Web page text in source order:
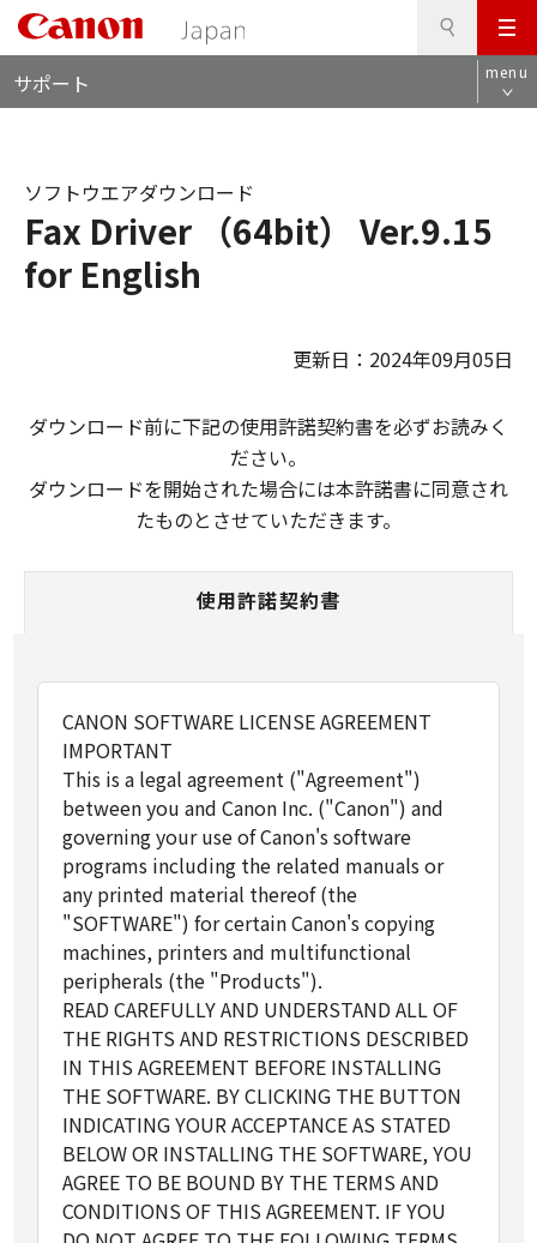
メ
ニ
ュ
サポート menu
Fax Driver （64bit） Ver.9.15
for English
ソフトウエアダウンロード
更新日：2024年09月05日
ダウンロード前に下記の使用許諾契約書を必ずお読みく
ださい。
ダウンロードを開始された場合には本許諾書に同意され
たものとさせていただきます。
使用許諾契約書
CANON SOFTWARE LICENSE AGREEMENT
IMPORTANT
This is a legal agreement ("Agreement")
between you and Canon Inc. ("Canon") and
governing your use of Canon's software
programs including the related manuals or
any printed material thereof (the
"SOFTWARE") for certain Canon's copying
machines, printers and multifunctional
peripherals (the "Products").
READ CAREFULLY AND UNDERSTAND ALL OF
THE RIGHTS AND RESTRICTIONS DESCRIBED
IN THIS AGREEMENT BEFORE INSTALLING
THE SOFTWARE. BY CLICKING THE BUTTON
INDICATING YOUR ACCEPTANCE AS STATED
BELOW OR INSTALLING THE SOFTWARE, YOU
AGREE TO BE BOUND BY THE TERMS AND
CONDITIONS OF THIS AGREEMENT. IF YOU